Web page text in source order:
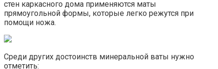
стен каркасного дома применяются маты
прямоугольной формы, которые легко режутся при
помощи ножа.
Среди других достоинств минеральной ваты нужно
отметить: